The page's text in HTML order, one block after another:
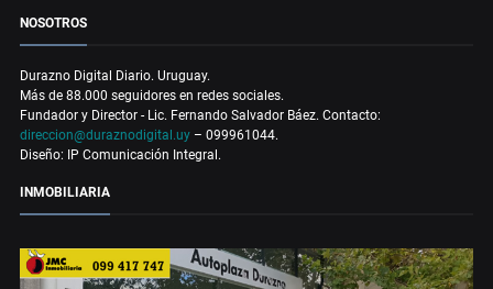
NOSOTROS
Durazno Digital Diario. Uruguay.
Más de 88.000 seguidores en redes sociales.
Fundador y Director - Lic. Fernando Salvador Báez. Contacto:
direccion@duraznodigital.uy – 099961044.
Diseño: IP Comunicación Integral.
INMOBILIARIA